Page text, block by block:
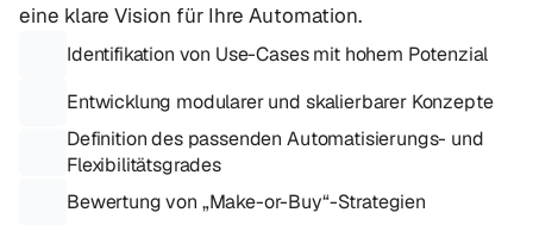
eine klare Vision für Ihre Automation.
Identifikation von Use-Cases mit hohem Potenzial
Entwicklung modularer und skalierbarer Konzepte
Definition des passenden Automatisierungs- und
Flexibilitätsgrades
Bewertung von „Make-or-Buy“-Strategien